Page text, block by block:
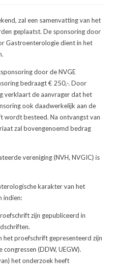
zal een samenvatting van het
geplaatst. De sponsoring door
Gastroenterologie dient in het
door de NVGE
bedraagt € 250,-. Door
verklaart de aanvrager dat het
ook daadwerkelijk aan de
wordt besteed. Na ontvangst van
zal bovengenoemd bedrag
vereniging (NVH, NVGIC) is
karakter van het
indien:
zijn gepubliceerd in
het proefschrift gepresenteerd zijn
(DDW, UEGW).
het onderzoek heeft